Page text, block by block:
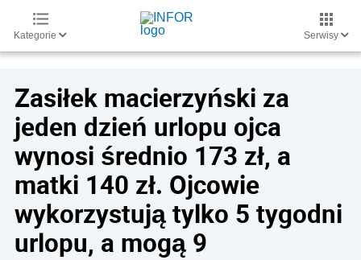
Kategorie Serwisy
Zasiłek macierzyński za
jeden dzień urlopu ojca
wynosi średnio 173 zł, a
matki 140 zł. Ojcowie
wykorzystują tylko 5 tygodni
urlopu, a mogą 9